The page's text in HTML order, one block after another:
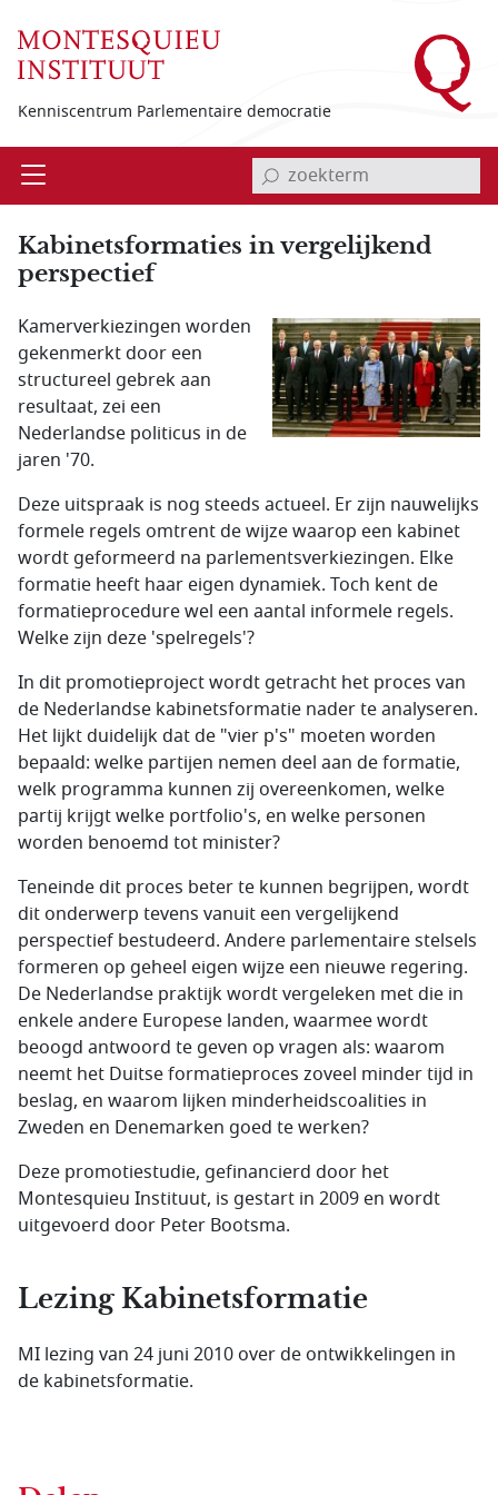
Kenniscentrum Parlementaire democratie
Open invoerveld zoekterm
Kabinetsformaties in vergelijkend
perspectief
Kamerverkiezingen worden
gekenmerkt door een
structureel gebrek aan
resultaat, zei een
Nederlandse politicus in de
jaren '70.
Deze uitspraak is nog steeds actueel. Er zijn nauwelijks
formele regels omtrent de wijze waarop een kabinet
wordt geformeerd na parlementsverkiezingen. Elke
formatie heeft haar eigen dynamiek. Toch kent de
formatieprocedure wel een aantal informele regels.
Welke zijn deze 'spelregels'?
In dit promotieproject wordt getracht het proces van
de Nederlandse kabinetsformatie nader te analyseren.
Het lijkt duidelijk dat de "vier p's" moeten worden
bepaald: welke partijen nemen deel aan de formatie,
welk programma kunnen zij overeenkomen, welke
partij krijgt welke portfolio's, en welke personen
worden benoemd tot minister?
Teneinde dit proces beter te kunnen begrijpen, wordt
dit onderwerp tevens vanuit een vergelijkend
perspectief bestudeerd. Andere parlementaire stelsels
formeren op geheel eigen wijze een nieuwe regering.
De Nederlandse praktijk wordt vergeleken met die in
enkele andere Europese landen, waarmee wordt
beoogd antwoord te geven op vragen als: waarom
neemt het Duitse formatieproces zoveel minder tijd in
beslag, en waarom lijken minderheidscoalities in
Zweden en Denemarken goed te werken?
Deze promotiestudie, gefinancierd door het
Montesquieu Instituut, is gestart in 2009 en wordt
uitgevoerd door Peter Bootsma.
Lezing Kabinetsformatie
MI lezing van 24 juni 2010 over de ontwikkelingen in
de kabinetsformatie.